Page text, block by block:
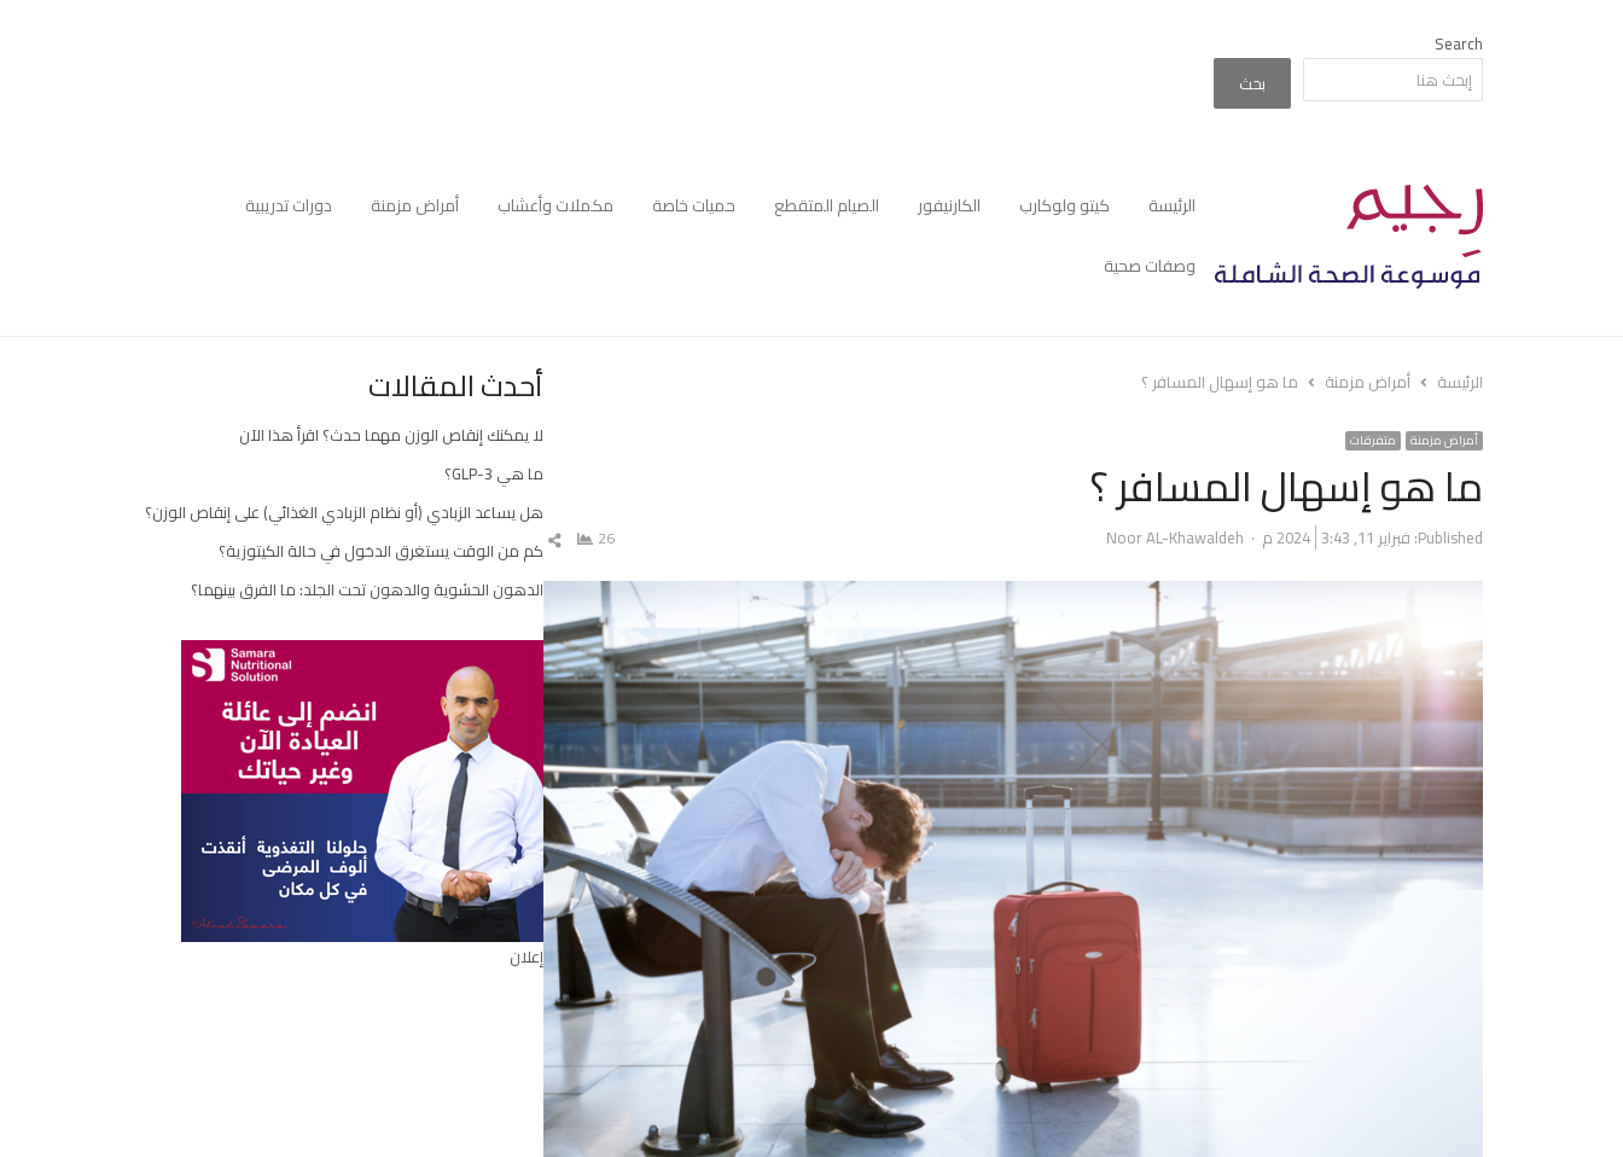
Search
بحث
الرئيسة كيتو ولوكارب الكارنيفور الصيام المتقطع حميات خاصة مكملات وأعشاب أمراض مزمنة
دورات تدريبية
وصفات صحية
الرئيسة أمراض مزمنة ما هو إسهال المسافر ؟
أمراض مزمنة متفرقات
ما هو إسهال المسافر ؟
Published: فبراير 11, 2024 3:43 م Author
Noor AL-Khawaldeh
26
شارك
المقال
أحدث المقالات
لا يمكنك إنقاص الوزن مهما حدث؟ اقرأ هذا الآن
ما هي GLP-3؟
هل يساعد الزبادي (أو نظام الزبادي الغذائي) على إنقاص الوزن؟
كم من الوقت يستغرق الدخول في حالة الكيتوزية؟
الدهون الحشوية والدهون تحت الجلد: ما الفرق بينهما؟
إعلان